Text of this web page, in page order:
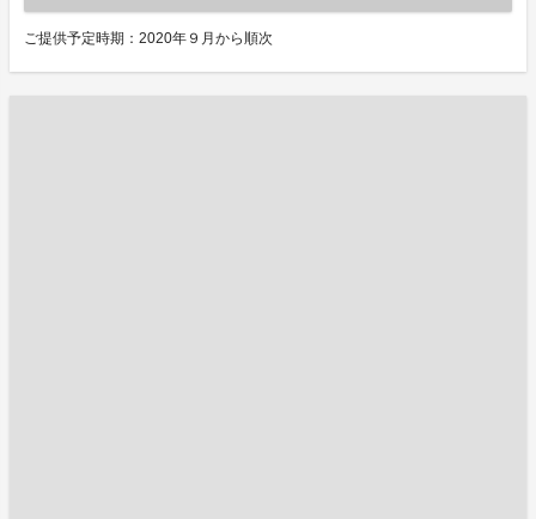
ご提供予定時期：2020年９月から順次